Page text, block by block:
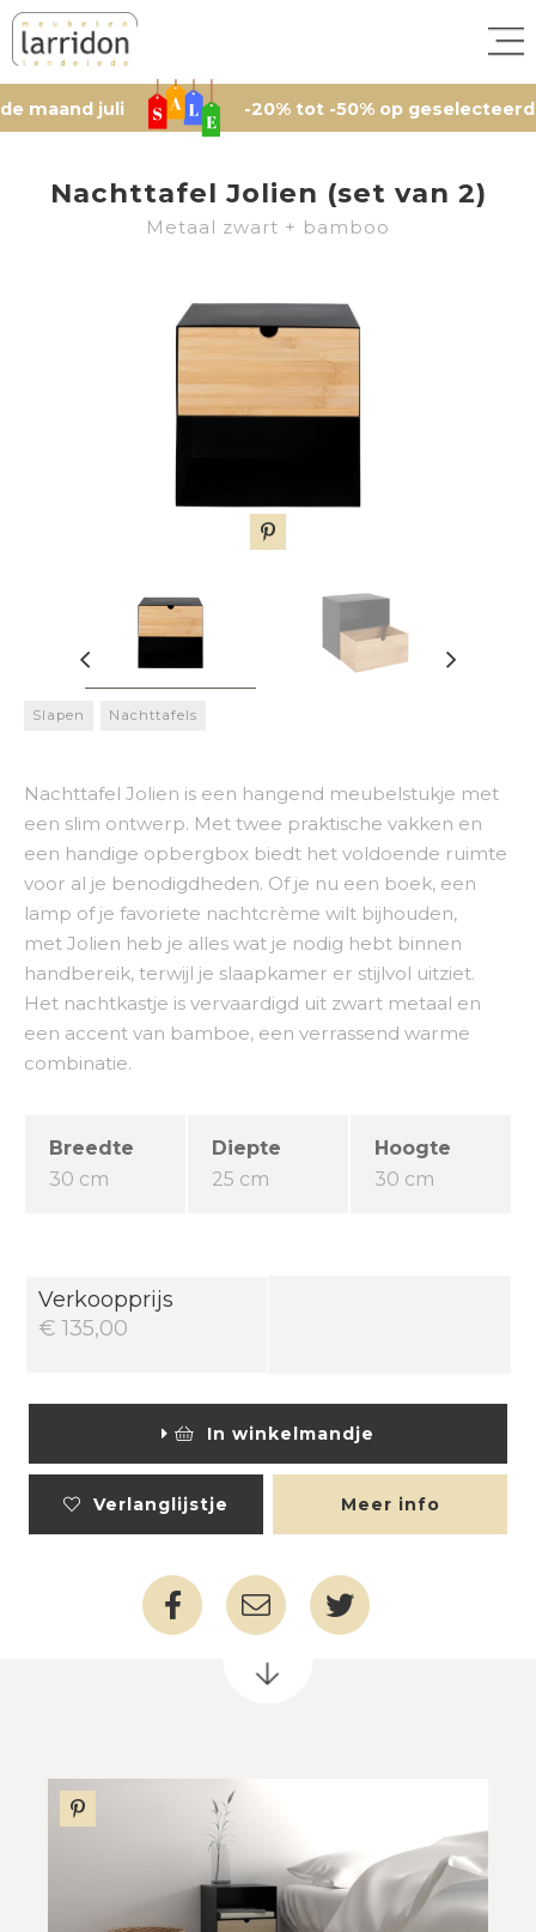
juli -20% tot -50% op geselecteerde
Nachttafel Jolien (set van 2)
Metaal zwart + bamboo
Slapen Nachttafels
Nachttafel Jolien is een hangend meubelstukje met
een slim ontwerp. Met twee praktische vakken en
een handige opbergbox biedt het voldoende ruimte
voor al je benodigdheden. Of je nu een boek, een
lamp of je favoriete nachtcrème wilt bijhouden,
met Jolien heb je alles wat je nodig hebt binnen
handbereik, terwijl je slaapkamer er stijlvol uitziet.
Het nachtkastje is vervaardigd uit zwart metaal en
een accent van bamboe, een verrassend warme
combinatie.
Breedte
30 cm
Diepte
25 cm
Hoogte
30 cm
Verkoopprijs
€ 135,00
In winkelmandje
Verlanglijstje Meer info